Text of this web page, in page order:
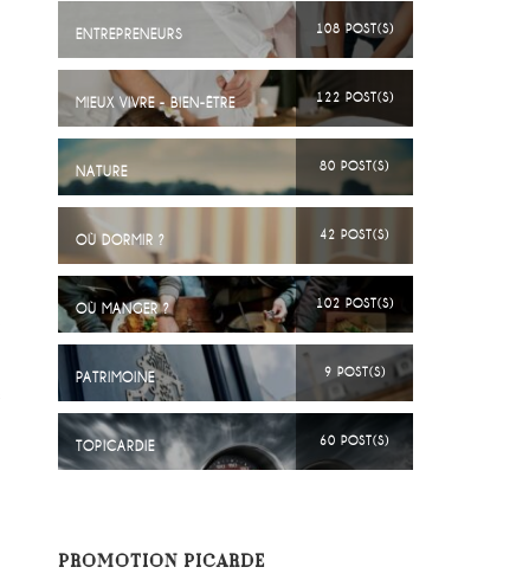
ENTREPRENEURS 108 POST(S)
MIEUX VIVRE - BIEN-ÊTRE 122 POST(S)
NATURE 80 POST(S)
OÙ DORMIR ? 42 POST(S)
OÙ MANGER ? 102 POST(S)
PATRIMOINE 9 POST(S)
TOPICARDIE 60 POST(S)
PROMOTION PICARDE